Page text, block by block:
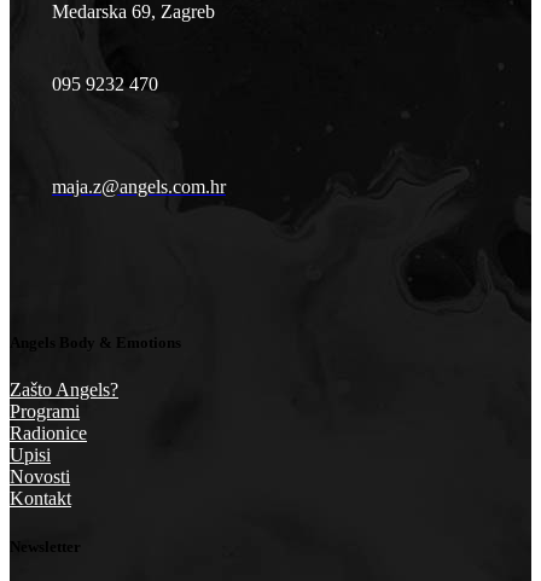
Medarska 69, Zagreb
095 9232 470
maja.z@angels.com.hr
Angels Body & Emotions
Zašto Angels?
Programi
Radionice
Upisi
Novosti
Kontakt
Newsletter